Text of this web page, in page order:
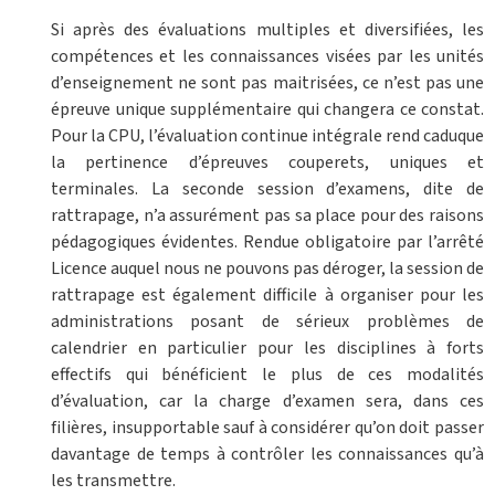
Si après des évaluations multiples et diversifiées, les
compétences et les connaissances visées par les unités
d’enseignement ne sont pas maitrisées, ce n’est pas une
épreuve unique supplémentaire qui changera ce constat.
Pour la CPU, l’évaluation continue intégrale rend caduque
la pertinence d’épreuves couperets, uniques et
terminales. La seconde session d’examens, dite de
rattrapage, n’a assurément pas sa place pour des raisons
pédagogiques évidentes. Rendue obligatoire par l’arrêté
Licence auquel nous ne pouvons pas déroger, la session de
rattrapage est également difficile à organiser pour les
administrations posant de sérieux problèmes de
calendrier en particulier pour les disciplines à forts
effectifs qui bénéficient le plus de ces modalités
d’évaluation, car la charge d’examen sera, dans ces
filières, insupportable sauf à considérer qu’on doit passer
davantage de temps à contrôler les connaissances qu’à
les transmettre.